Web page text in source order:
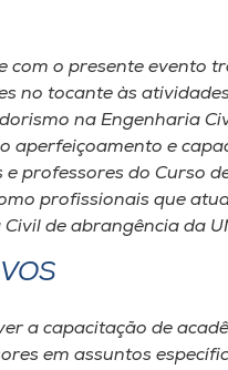
com o presente evento
no tocante às
na Engenharia
aperfeiçoamento e
e professores do Curso
profissionais que
de abrangência da
a capacitação de
em assuntos